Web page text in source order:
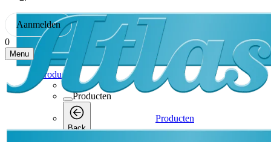
Aanmelden
0
Menu
Producten
Producten
Back
Producten